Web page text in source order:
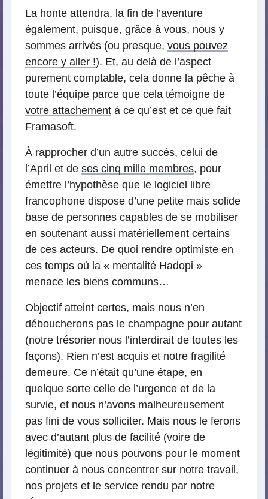
La honte attendra, la fin de l’aventure
également, puisque, grâce à vous, nous y
sommes arrivés (ou presque, vous pouvez
encore y aller !). Et, au delà de l’aspect
purement comptable, cela donne la pêche à
toute l’équipe parce que cela témoigne de
votre attachement à ce qu’est et ce que fait
Framasoft.
À rapprocher d’un autre succès, celui de
l’April et de ses cinq mille membres, pour
émettre l’hypothèse que le logiciel libre
francophone dispose d’une petite mais solide
base de personnes capables de se mobiliser
en soutenant aussi matériellement certains
de ces acteurs. De quoi rendre optimiste en
ces temps où la « mentalité Hadopi »
menace les biens communs…
Objectif atteint certes, mais nous n’en
déboucherons pas le champagne pour autant
(notre trésorier nous l’interdirait de toutes les
façons). Rien n’est acquis et notre fragilité
demeure. Ce n’était qu’une étape, en
quelque sorte celle de l’urgence et de la
survie, et nous n’avons malheureusement
pas fini de vous solliciter. Mais nous le ferons
avec d’autant plus de facilité (voire de
légitimité) que nous pouvons pour le moment
continuer à nous concentrer sur notre travail,
nos projets et le service rendu par notre